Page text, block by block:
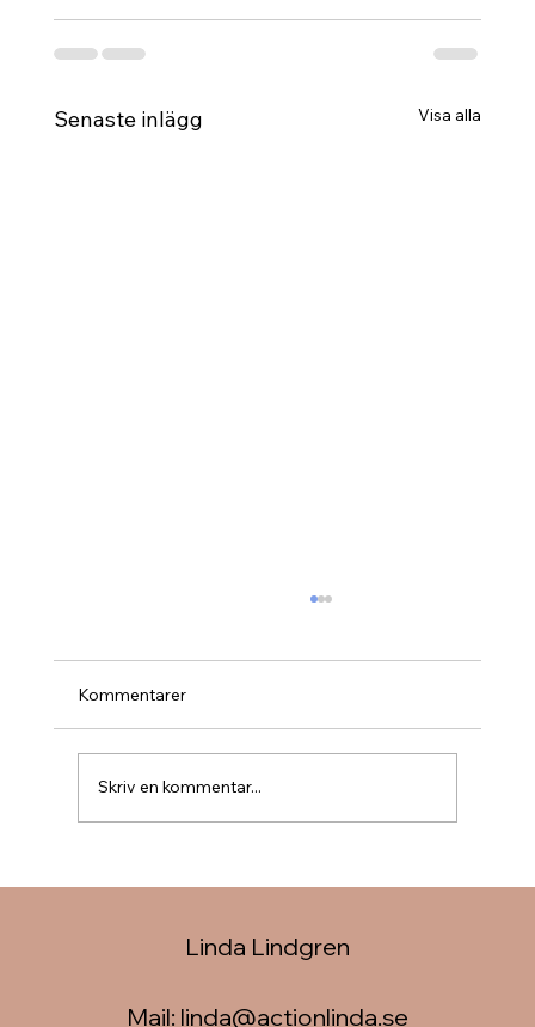
Senaste inlägg Visa alla
Kommentarer
Skriv en kommentar...
Linda Lindgren
Mail: linda@actionlinda.se